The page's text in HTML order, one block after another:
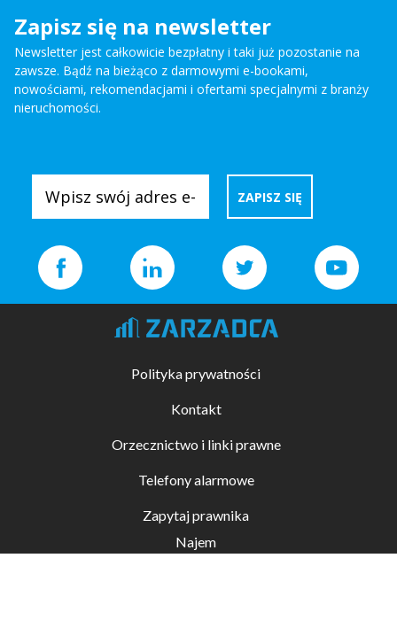
Zapisz się na newsletter
Newsletter jest całkowicie bezpłatny i taki już pozostanie na
zawsze. Bądź na bieżąco z darmowymi e-bookami,
nowościami, rekomendacjami i ofertami specjalnymi z branży
nieruchomości.
Polityka prywatności
Kontakt
Orzecznictwo i linki prawne
Telefony alarmowe
Zapytaj prawnika
Najem